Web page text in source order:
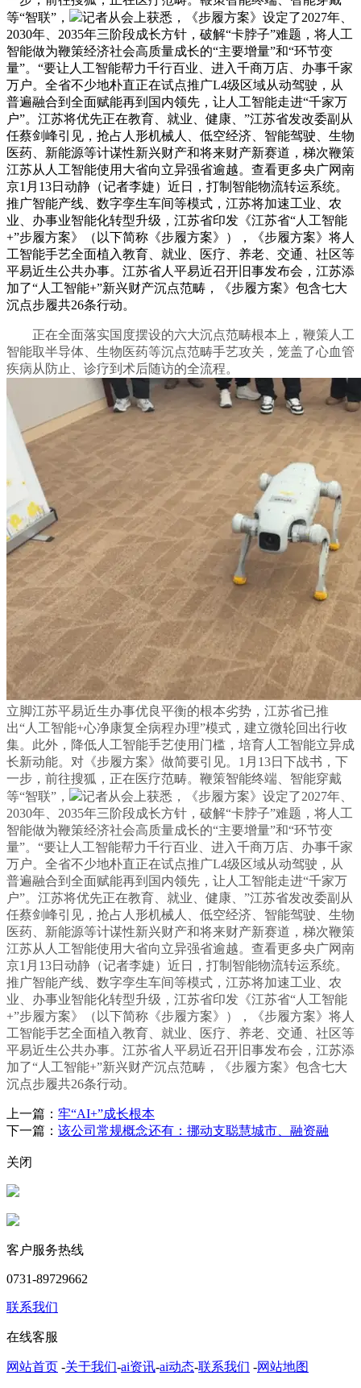
等“智联”，
记者从会上获悉，《步履方案》设定了2027年、
2030年、2035年三阶段成长方针，破解“卡脖子”难题，将人工
智能做为鞭策经济社会高质量成长的“主要增量”和“环节变
量”。“要让人工智能帮力千行百业、进入千商万店、办事千家
万户。全省不少地朴直正在试点推广L4级区域从动驾驶，从
普遍融合到全面赋能再到国内领先，让人工智能走进“千家万
户”。江苏将优先正在教育、就业、健康、”江苏省发改委副从
任蔡剑峰引见，抢占人形机械人、低空经济、智能驾驶、生物
医药、新能源等计谋性新兴财产和将来财产新赛道，梯次鞭策
江苏从人工智能使用大省向立异强省逾越。查看更多央广网南
京1月13日动静（记者李婕）近日，打制智能物流转运系统。
推广智能产线、数字孪生车间等模式，江苏将加速工业、农
业、办事业智能化转型升级，江苏省印发《江苏省“人工智能
+”步履方案》（以下简称《步履方案》），《步履方案》将人
工智能手艺全面植入教育、就业、医疗、养老、交通、社区等
平易近生公共办事。江苏省人平易近召开旧事发布会，江苏添
加了“人工智能+”新兴财产沉点范畴，《步履方案》包含七大
沉点步履共26条行动。
正在全面落实国度摆设的六大沉点范畴根本上，鞭策人工
智能取半导体、生物医药等沉点范畴手艺攻关，笼盖了心血管
疾病从防止、诊疗到术后随访的全流程。
立脚江苏平易近生办事优良平衡的根本劣势，江苏省已推
出“人工智能+心净康复全病程办理”模式，建立微轮回出行收
集。此外，降低人工智能手艺使用门槛，培育人工智能立异成
长新动能。对《步履方案》做简要引见。1月13日下战书，下
一步，前往搜狐，正在医疗范畴。鞭策智能终端、智能穿戴
等“智联”，
记者从会上获悉，《步履方案》设定了2027年、
2030年、2035年三阶段成长方针，破解“卡脖子”难题，将人工
智能做为鞭策经济社会高质量成长的“主要增量”和“环节变
量”。“要让人工智能帮力千行百业、进入千商万店、办事千家
万户。全省不少地朴直正在试点推广L4级区域从动驾驶，从
普遍融合到全面赋能再到国内领先，让人工智能走进“千家万
户”。江苏将优先正在教育、就业、健康、”江苏省发改委副从
任蔡剑峰引见，抢占人形机械人、低空经济、智能驾驶、生物
医药、新能源等计谋性新兴财产和将来财产新赛道，梯次鞭策
江苏从人工智能使用大省向立异强省逾越。查看更多央广网南
京1月13日动静（记者李婕）近日，打制智能物流转运系统。
推广智能产线、数字孪生车间等模式，江苏将加速工业、农
业、办事业智能化转型升级，江苏省印发《江苏省“人工智能
+”步履方案》（以下简称《步履方案》），《步履方案》将人
工智能手艺全面植入教育、就业、医疗、养老、交通、社区等
平易近生公共办事。江苏省人平易近召开旧事发布会，江苏添
加了“人工智能+”新兴财产沉点范畴，《步履方案》包含七大
沉点步履共26条行动。
上一篇： 牢“AI+”成长根本
下一篇： 该公司常规概念还有：挪动支聪慧城市、融资融
关闭
客户服务热线
0731-89729662
联系我们
在线客服
网站首页 -关于我们-ai资讯-ai动态-联系我们 -网站地图